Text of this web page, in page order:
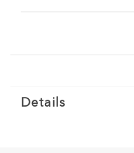
Details